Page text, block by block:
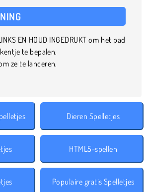
EN HOUD INGEDRUKT om het pad
te bepalen.
ze te lanceren.
Dieren Spelletjes
HTML5-spellen
Populaire gratis Spelletjes